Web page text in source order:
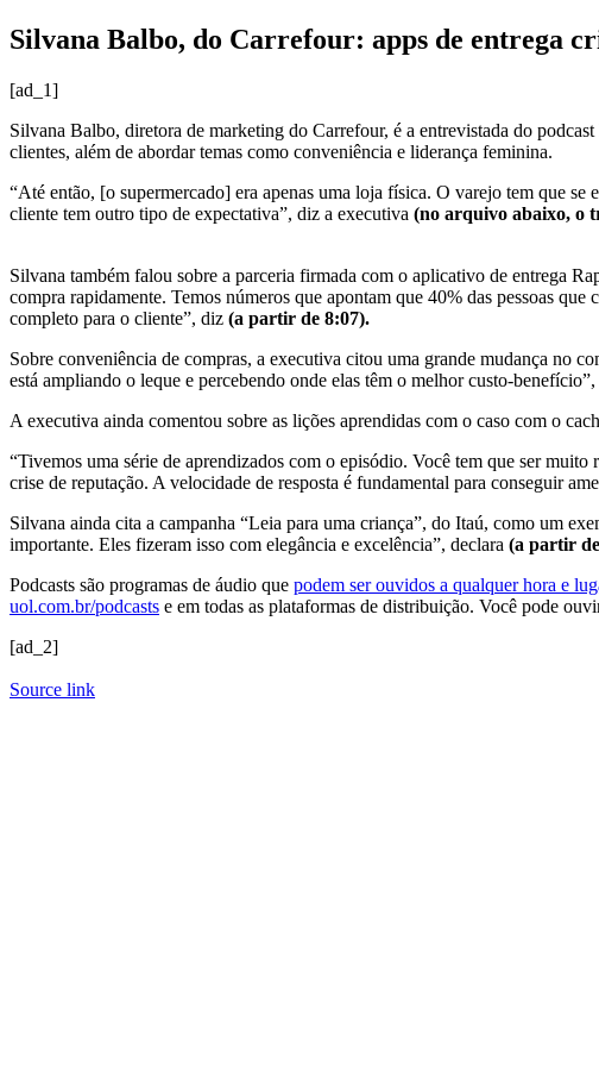
Silvana Balbo, do Carrefour: apps de entrega
[ad_1]
Silvana Balbo, diretora de marketing do Carrefour, é a entrevistada do
clientes, além de abordar temas como conveniência e liderança feminina.
“Até então, [o supermercado] era apenas uma loja física. O varejo tem que
cliente tem outro tipo de expectativa”, diz a executiva (no arquivo abaixo, o
Silvana também falou sobre a parceria firmada com o aplicativo de entrega
compra rapidamente. Temos números que apontam que 40% das pessoas
completo para o cliente”, diz (a partir de 8:07).
Sobre conveniência de compras, a executiva citou uma grande mudança no
está ampliando o leque e percebendo onde elas têm o melhor custo-benefício”,
A executiva ainda comentou sobre as lições aprendidas com o caso com o
“Tivemos uma série de aprendizados com o episódio. Você tem que ser
crise de reputação. A velocidade de resposta é fundamental para conseguir
Silvana ainda cita a campanha “Leia para uma criança”, do Itaú, como um
importante. Eles fizeram isso com elegância e excelência”, declara (a partir
Podcasts são programas de áudio que podem ser ouvidos a qualquer hora e
uol.com.br/podcasts e em todas as plataformas de distribuição. Você pode
[ad_2]
Source link